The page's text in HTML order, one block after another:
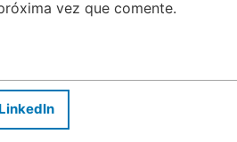
vez que comente.
LinkedIn